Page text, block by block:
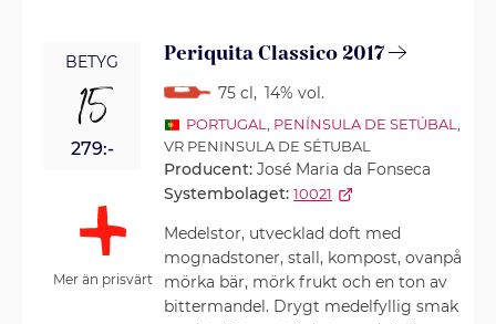
BETYG
15
279:-
Mer än prisvärt
Periquita Classico 2017
75 cl, 14% vol.
PORTUGAL PENÍNSULA DE SETÚBAL
VR PENINSULA DE SÉTUBAL
Producent:José Maria da Fonseca
Systembolaget: 10021
Medelstor, utvecklad doft med
mognadstoner, stall, kompost, ovanpå
mörka bär, mörk frukt och en ton av
bittermandel. Drygt medelfyllig smak